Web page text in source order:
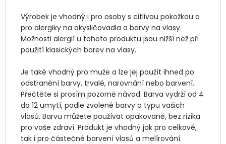
Výrobek je vhodný i pro osoby s citlivou pokožkou a
pro alergiky na okysličovadla a barvy na vlasy.
Možnosti alergií u tohoto produktu jsou nižší než při
použití klasických barev na vlasy.
Je také vhodný pro muže a lze jej použít ihned po
odstranění barvy, trvalé, narovnání nebo barvení.
Přečtěte si prosím pozorně návod. Barva vydrží od 4
do 12 umytí, podle zvolené barvy a typu vašich
vlasů. Barvu můžete používat opakovaně, bez rizika
pro vaše zdraví. Produkt je vhodný jak pro celkové,
tak i pro částečné barvení vlasů a melírování.